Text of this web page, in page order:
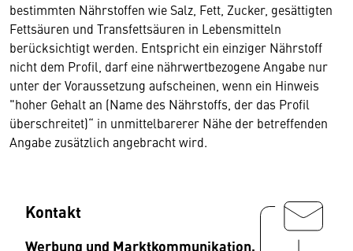
bestimmten Nährstoffen wie Salz, Fett, Zucker, gesättigten
Fettsäuren und Transfettsäuren in Lebensmitteln
berücksichtigt werden. Entspricht ein einziger Nährstoff
nicht dem Profil, darf eine nährwertbezogene Angabe nur
unter der Voraussetzung aufscheinen, wenn ein Hinweis
"hoher Gehalt an (Name des Nährstoffs, der das Profil
überschreitet)“ in unmittelbarerer Nähe der betreffenden
Angabe zusätzlich angebracht wird.
Kontakt
Werbung und Marktkommunikation,